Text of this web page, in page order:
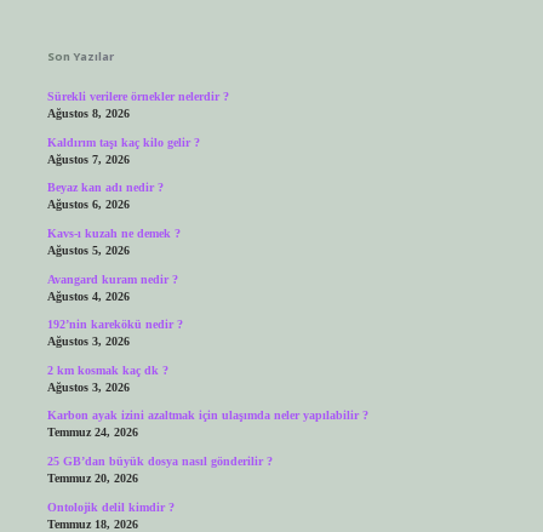
Son Yazılar
Sürekli verilere örnekler nelerdir ?
Ağustos 8, 2026
Kaldırım taşı kaç kilo gelir ?
Ağustos 7, 2026
Beyaz kan adı nedir ?
Ağustos 6, 2026
Kavs-ı kuzah ne demek ?
Ağustos 5, 2026
Avangard kuram nedir ?
Ağustos 4, 2026
192’nin karekökü nedir ?
Ağustos 3, 2026
2 km kosmak kaç dk ?
Ağustos 3, 2026
Karbon ayak izini azaltmak için ulaşımda neler yapılabilir ?
Temmuz 24, 2026
25 GB’dan büyük dosya nasıl gönderilir ?
Temmuz 20, 2026
Ontolojik delil kimdir ?
Temmuz 18, 2026